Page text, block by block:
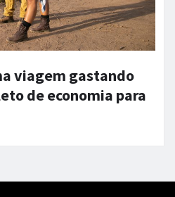
viagem gastando
de economia para